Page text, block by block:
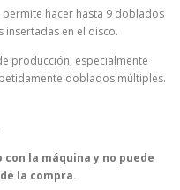
hacer hasta 9 doblados
insertadas en el disco.
producción, especialmente
doblados múltiples.
la máquina y no puede
la compra.